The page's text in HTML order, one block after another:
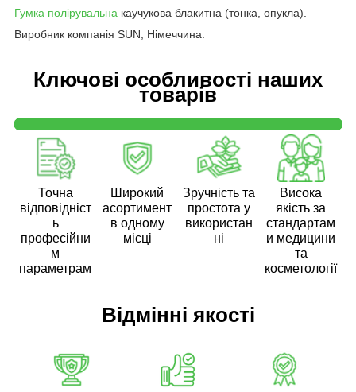
Гумка полірувальна каучукова блакитна (тонка, опукла).
Виробник компанія SUN, Німеччина.
Ключові особливості наших
товарів
Точна
відповідніст
ь
професійни
м
параметрам
Широкий
асортимент
в одному
місці
Зручність та
простота у
використан
ні
Висока
якість за
стандартам
и медицини
та
косметології
Відмінні якості